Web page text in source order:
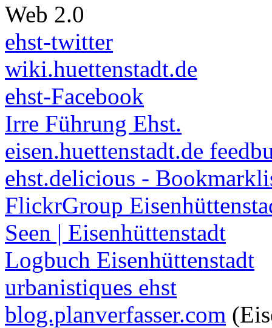
Web 2.0
ehst-twitter
wiki.huettenstadt.de
ehst-Facebook
Irre Führung Ehst.
eisen.huettenstadt.de
ehst.delicious -
FlickrGroup
Seen | Eisenhüttenstadt
Logbuch Eisenhüttenstadt
urbanistiques ehst
blog.planverfasser.com